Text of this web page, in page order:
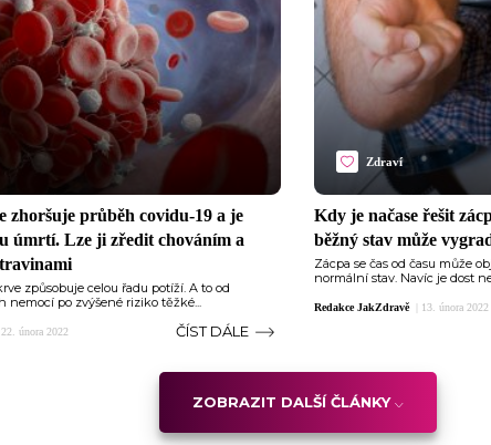
zhoršuje průběh covidu-19 a je
úmrtí. Lze ji zředit chováním a
způsobuje celou řadu potíží. A to od
nemocí po zvýšené riziko těžké...
22. února 2022 ČÍST DÁLE
Zdraví
Kdy je načase řešit
běžný stav může
Zácpa se čas od času může
normální stav. Navíc je dost
Redakce JakZdravě 13. února 2022
ZOBRAZIT DALŠÍ ČLÁNKY